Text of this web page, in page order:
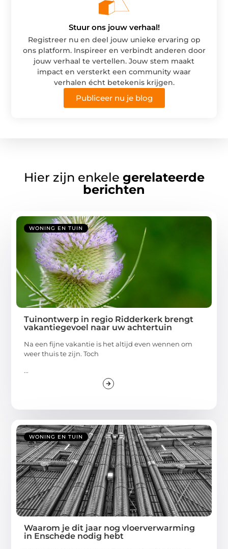
Stuur ons jouw verhaal!
Registreer nu en deel jouw unieke ervaring op
ons platform. Inspireer en verbindt anderen door
jouw verhaal te vertellen. Jouw stem maakt
impact en versterkt een community waar
verhalen écht betekenis krijgen.
Publiceer nu je blog
Hier zijn enkele gerelateerde
berichten
WONING EN TUIN
Tuinontwerp in regio Ridderkerk brengt
vakantiegevoel naar uw achtertuin
Na een fijne vakantie is het altijd even wennen om
weer thuis te zijn. Toch
...
WONING EN TUIN
Waarom je dit jaar nog vloerverwarming
in Enschede nodig hebt